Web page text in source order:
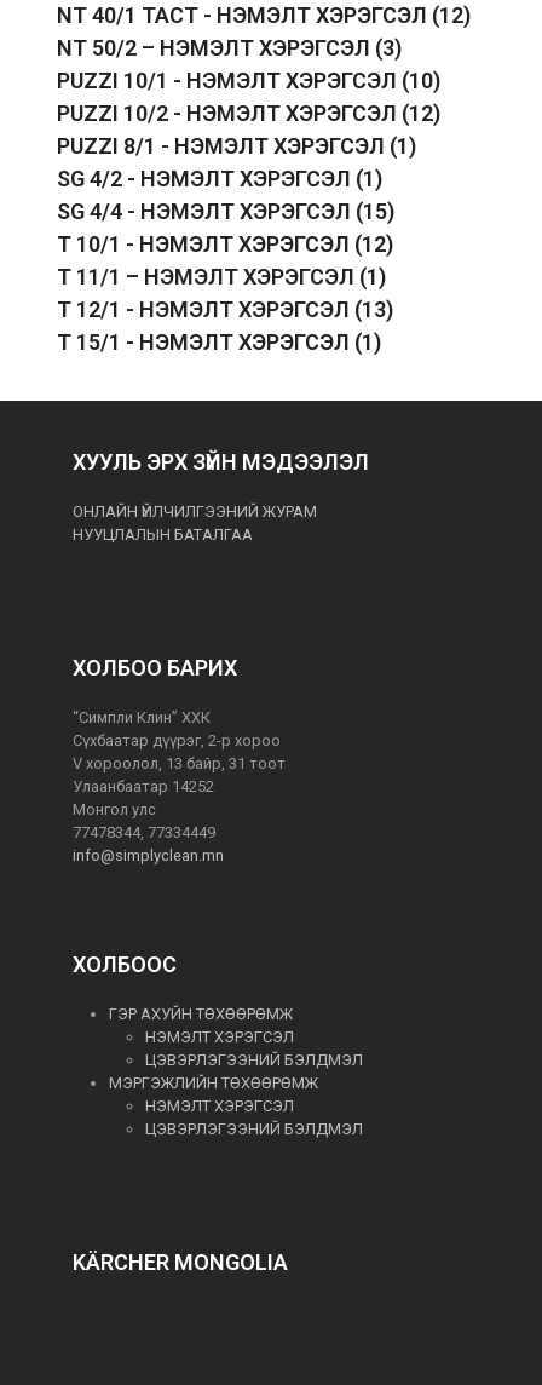
NT 40/1 TACT - НЭМЭЛТ ХЭРЭГСЭЛ (12)
NT 50/2 – НЭМЭЛТ ХЭРЭГСЭЛ (3)
PUZZI 10/1 - НЭМЭЛТ ХЭРЭГСЭЛ (10)
PUZZI 10/2 - НЭМЭЛТ ХЭРЭГСЭЛ (12)
PUZZI 8/1 - НЭМЭЛТ ХЭРЭГСЭЛ (1)
SG 4/2 - НЭМЭЛТ ХЭРЭГСЭЛ (1)
SG 4/4 - НЭМЭЛТ ХЭРЭГСЭЛ (15)
T 10/1 - НЭМЭЛТ ХЭРЭГСЭЛ (12)
T 11/1 – НЭМЭЛТ ХЭРЭГСЭЛ (1)
T 12/1 - НЭМЭЛТ ХЭРЭГСЭЛ (13)
T 15/1 - НЭМЭЛТ ХЭРЭГСЭЛ (1)
ХУУЛЬ ЭРХ ЗҮЙН МЭДЭЭЛЭЛ
ОНЛАЙН ҮЙЛЧИЛГЭЭНИЙ ЖУРАМ
НУУЦЛАЛЫН БАТАЛГАА
ХОЛБОО БАРИХ
“Симпли Клин” ХХК
Сүхбаатар дүүрэг, 2-р хороо
V хороолол, 13 байр, 31 тоот
Улаанбаатар 14252
Монгол улс
77478344, 77334449
info@simplyclean.mn
ХОЛБООС
ГЭР АХУЙН ТӨХӨӨРӨМЖ
НЭМЭЛТ ХЭРЭГСЭЛ
ЦЭВЭРЛЭГЭЭНИЙ БЭЛДМЭЛ
МЭРГЭЖЛИЙН ТӨХӨӨРӨМЖ
НЭМЭЛТ ХЭРЭГСЭЛ
ЦЭВЭРЛЭГЭЭНИЙ БЭЛДМЭЛ
KÄRCHER MONGOLIA